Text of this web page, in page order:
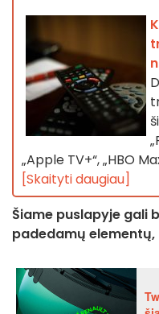
„Apple TV+“, „HBO
[Skaityti daugiau]
Šiame puslapyje gali
padedamų elementų,